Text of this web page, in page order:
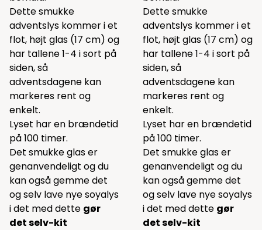
Dette smukke
adventslys kommer i et
flot, højt glas (17 cm) og
har tallene 1-4 i sort på
siden, så
adventsdagene kan
markeres rent og
enkelt.
Lyset har en brændetid
på 100 timer.
Det smukke glas er
genanvendeligt og du
kan også gemme det
og selv lave nye soyalys
i det med dette gør
det selv-kit
Dette smukke
adventslys kommer i et
flot, højt glas (17 cm) og
har tallene 1-4 i sort på
siden, så
adventsdagene kan
markeres rent og
enkelt.
Lyset har en brændetid
på 100 timer.
Det smukke glas er
genanvendeligt og du
kan også gemme det
og selv lave nye soyalys
i det med dette gør
det selv-kit